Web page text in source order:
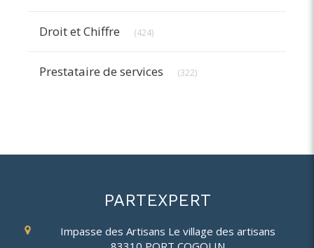
Droit et Chiffre (424)
Prestataire de services (322)
PARTEXPERT
Impasse des Artisans Le village des artisans